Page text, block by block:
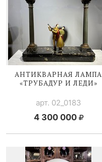
АНТИКВАРНАЯ ЛАМПА
«ТРУБАДУР И ЛЕДИ»
арт. 02_0183
4 300 000